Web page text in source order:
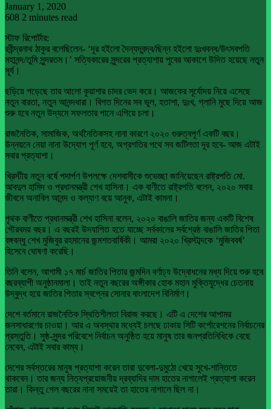
January 1, 2020
608 2 minutes read
স্টাফ রিপোর্টার:
রবীন্দ্রনাথ ঠাকুর বলেছিলেন- ‘দূর হইলো দৈন্যদ্বন্দ্ব/ছিন্ন হইলো দুঃখবন্ধ/উৎসবপতি
মহানন্দ/তুমি সুন্দরতম।’ সত্যিকারের সুন্দরের প্রত্যাশায় পুবের আকাশে উদিত হয়েছে নতুন
সূর্য।
ছড়িয়ে পড়েছে তার আলো কুয়াশার চাদর ভেদ করে। আজকের সূর্যোদয় নিয়ে এসেছে
নতুন বারতা, নতুন আনন্দধারা। বিগত দিনের সব ভুল, হতাশা, দুঃখ, গ্লানি মুছে দিয়ে আজ
শুরু হবে নতুন উদ্যমে সফলতার পানে এগিয়ে চলা।
রাজনৈতিক, সামাজিক, অর্থনৈতিকসহ নানা কারণে ২০২০ গুরুত্বপূর্ণ একটি বছর।
উন্নয়নে নেয়া নানা উদ্যোগ পূর্ণ হবে, অগ্রগতির পথে সব জটিলতা দূর হবে- আজ এটাই
সবার প্রত্যাশা।
খ্রিস্টীয় নতুন বর্ষে পদার্পণ উপলক্ষে দেশবাসীকে শুভেচ্ছা জানিয়েছেন রাষ্ট্রপতি মো.
আবদুল হামিদ ও প্রধানমন্ত্রী শেখ হাসিনা। এক বাণীতে রাষ্ট্রপতি বলেন, ২০২০ সবার
জীবনে অনাবিল আনন্দ ও কল্যাণ বয়ে আনুক, এটাই কামনা।
পৃথক বাণীতে প্রধানমন্ত্রী শেখ হাসিনা বলেন, ২০২০ বাঙালি জাতির জন্য একটি বিশেষ
গৌরবময় বছর। এ বছরই উদযাপিত হতে যাচ্ছে সর্বকালের সর্বশ্রেষ্ঠ বাঙালি জাতির পিতা
বঙ্গবন্ধু শেখ মুজিবুর রহমানের জন্মশতবার্ষিকী। আমরা ২০২০ খ্রিস্টাব্দকে ‘মুজিববর্ষ’
হিসেবে ঘোষণা করেছি।
তিনি বলেন, আগামী ১৭ মার্চ জাতির পিতার জন্মদিন বর্ণাঢ্য উদ্বোধনের মধ্য দিয়ে শুরু হবে
বছরব্যাপী অনুষ্ঠানমালা। তাই নতুন বছরের অঙ্গীকার হোক মহান মুক্তিযুদ্ধের চেতনায়
উদ্বুদ্ধ হয়ে জাতির পিতার স্বপ্নের সোনার বাংলাদেশ বিনির্মাণ।
দেশে বর্তমানে রাজনৈতিক স্থিতিশীলতা বিরাজ করছে। এটি এ দেশের আপামর
জনসাধারণের চাওয়া। আর এ অবস্থার মধ্যেই চলছে ঢাকায় সিটি কর্পোরেশনের নির্বাচনের
প্রস্তুতি। সুষ্ঠ-সুন্দর পরিবেশে নির্বাচন অনুষ্ঠিত হয়ে মানুষ তার জনপ্রতিনিধিকে বেছে
নেবেন, এটাই সবার কাম্য।
দেশের সর্বস্তরের মানুষ প্রত্যাশা করেন তারা দুবেলা-দুমুঠো খেয়ে সুখে-শান্তিতে
থাকবেন। তার জন্য নিত্যপ্রয়োজনীয় দ্রব্যাদির দাম হাতের নাগালেই প্রত্যাশা করেন
তারা। কিন্তু গেল বছরের নানা সময়েই তা হাতের নাগালে ছিল না।